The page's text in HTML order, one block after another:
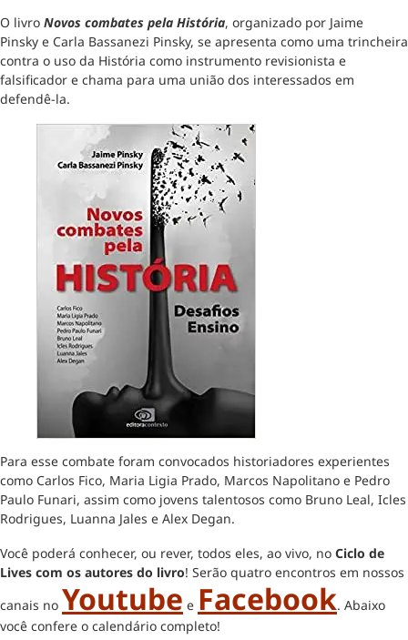
O livro Novos combates pela História, organizado por Jaime
Pinsky e Carla Bassanezi Pinsky, se apresenta como uma trincheira
contra o uso da História como instrumento revisionista e
falsificador e chama para uma união dos interessados em
defendê-la.
Para esse combate foram convocados historiadores experientes
como Carlos Fico, Maria Ligia Prado, Marcos Napolitano e Pedro
Paulo Funari, assim como jovens talentosos como Bruno Leal, Icles
Rodrigues, Luanna Jales e Alex Degan.
Você poderá conhecer, ou rever, todos eles, ao vivo, no Ciclo de
Lives com os autores do livro! Serão quatro encontros em nossos
canais no Youtube e Facebook. Abaixo
você confere o calendário completo!